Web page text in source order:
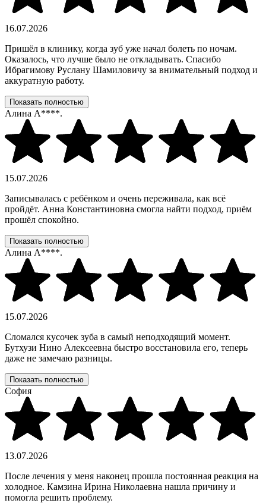
16.07.2026
Пришёл в клинику, когда зуб уже начал болеть по ночам.
Оказалось, что лучше было не откладывать. Спасибо
Ибрагимову Руслану Шамиловичу за внимательный подход и
аккуратную работу.
Показать полностью
Алина А****.
15.07.2026
Записывалась с ребёнком и очень переживала, как всё
пройдёт. Анна Константиновна смогла найти подход, приём
прошёл спокойно.
Показать полностью
Алина А****.
15.07.2026
Сломался кусочек зуба в самый неподходящий момент.
Бутхузи Нино Алексеевна быстро восстановила его, теперь
даже не замечаю разницы.
Показать полностью
София
13.07.2026
После лечения у меня наконец прошла постоянная реакция на
холодное. Камзина Ирина Николаевна нашла причину и
помогла решить проблему.